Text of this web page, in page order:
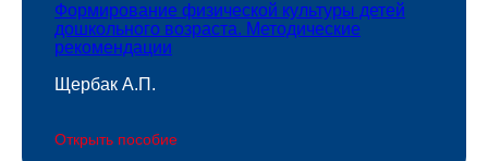
Формирование физической культуры детей
дошкольного возраста. Методические
рекомендации
Щербак А.П.
Открыть пособие